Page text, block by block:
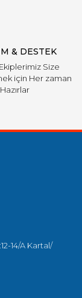
& DESTEK
Size
için Her zaman
Hazırlar
14/A Kartal/